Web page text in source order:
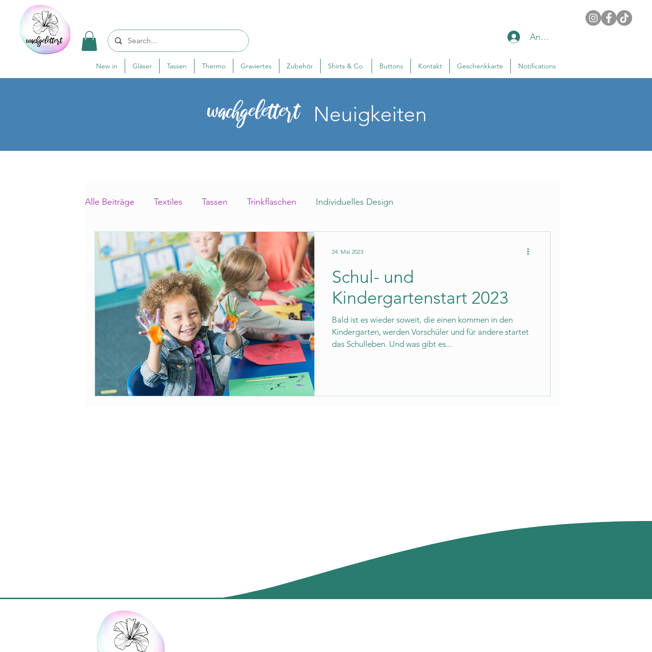
New in Gläser Tassen Thermo Graviertes Zubehör Shirts & Co. Buttons Kontakt Geschenkkarte Notifications
Anmelden
wachgelettert Neuigkeiten
Alle Beiträge Textiles Tassen Trinkflaschen Individuelles Design
Schul- und
Kindergartenstart 2023
Bald ist es wieder soweit, die einen kommen in den
Kindergarten, werden Vorschüler und für andere startet
das Schulleben. Und was gibt es...
24. Mai 2023